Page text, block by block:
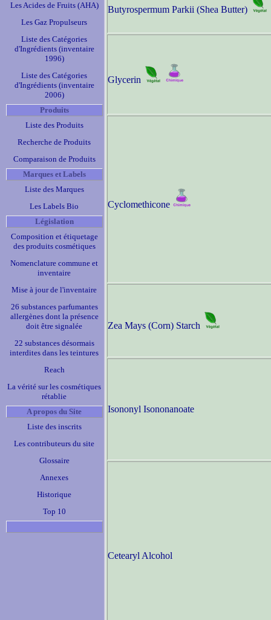
Les Acides de Fruits (AHA)
Les Gaz Propulseurs
Liste des Catégories
d'Ingrédients (inventaire
1996)
Liste des Catégories
d'Ingrédients (inventaire
2006)
Produits
Liste des Produits
Recherche de Produits
Comparaison de Produits
Marques et Labels
Liste des Marques
Les Labels Bio
Législation
Composition et étiquetage
des produits cosmétiques
Nomenclature commune et
inventaire
Mise à jour de l'inventaire
26 substances parfumantes
allergènes dont la présence
doit être signalée
22 substances désormais
interdites dans les teintures
Reach
La vérité sur les cosmétiques
rétablie
A propos du Site
Liste des inscrits
Les contributeurs du site
Glossaire
Annexes
Historique
Top 10
Butyrospermum Parkii (Shea Butter)
Glycerin
Cyclomethicone
Zea Mays (Corn) Starch
Isononyl Isononanoate
Cetearyl Alcohol